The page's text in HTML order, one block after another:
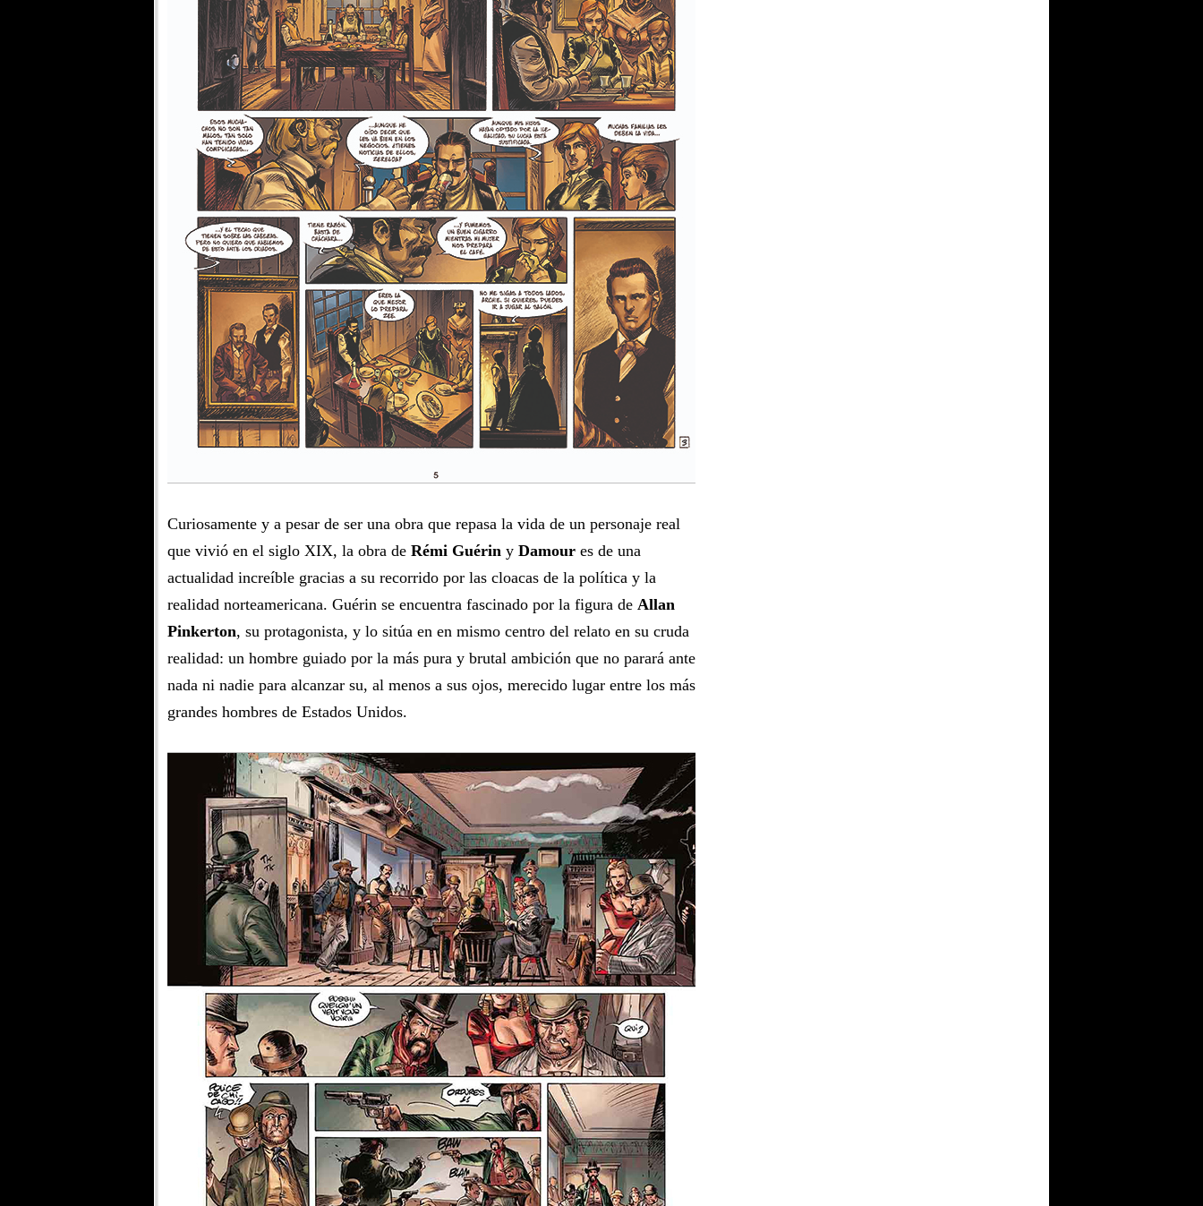
Curiosamente y a pesar de ser una obra que repasa la vida de un personaje real
que vivió en el siglo XIX, la obra de Rémi Guérin y Damour es de una
actualidad increíble gracias a su recorrido por las cloacas de la política y la
realidad norteamericana. Guérin se encuentra fascinado por la figura de Allan
Pinkerton, su protagonista, y lo sitúa en en mismo centro del relato en su cruda
realidad: un hombre guiado por la más pura y brutal ambición que no parará ante
nada ni nadie para alcanzar su, al menos a sus ojos, merecido lugar entre los más
grandes hombres de Estados Unidos.